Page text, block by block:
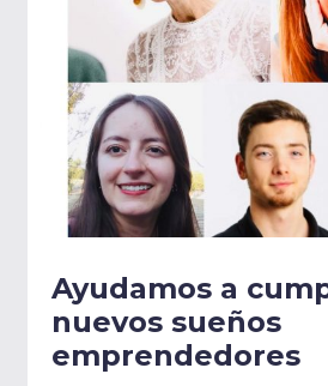
Ayudamos a
nuevos sueños
emprendedores